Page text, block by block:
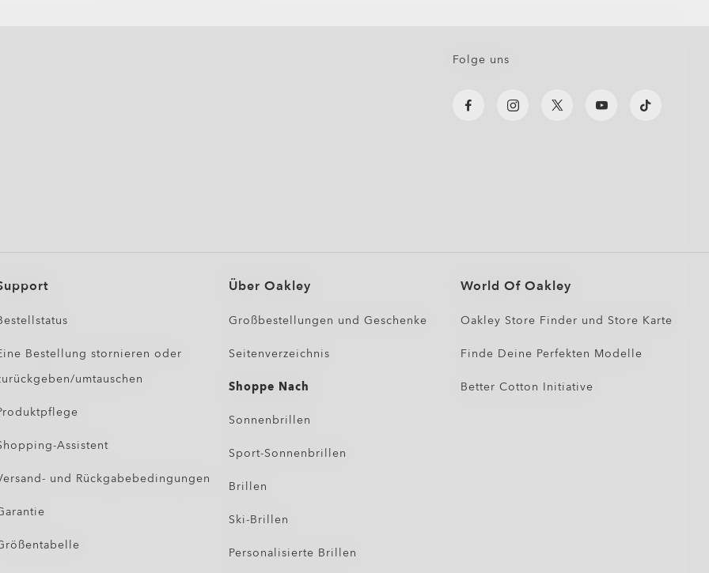
Folge uns
Bestellung stornieren oder
umtauschen
Assistent
und Rückgabebedingungen
Über Oakley
Großbestellungen und Geschenke
Seitenverzeichnis
Shoppe Nach
Sonnenbrillen
Sport-Sonnenbrillen
Brillen
Ski-Brillen
Personalisierte Brillen
World Of Oakley
Oakley Store Finder und Store Karte
Finde Deine Perfekten Modelle
Better Cotton Initiative